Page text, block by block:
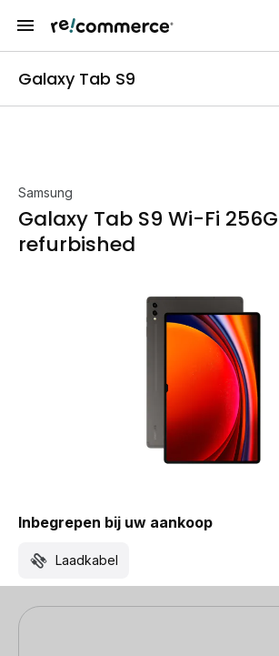
Galaxy Tab S9
Samsung
Galaxy Tab S9 Wi-Fi
refurbished
Inbegrepen bij uw aankoop
Laadkabel